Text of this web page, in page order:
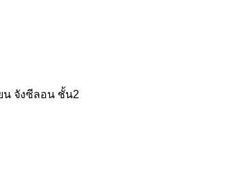
น จังซีลอน ชั้น2